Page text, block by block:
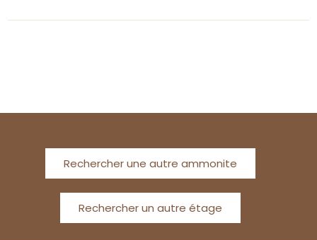
Rechercher une autre ammonite
Rechercher un autre étage